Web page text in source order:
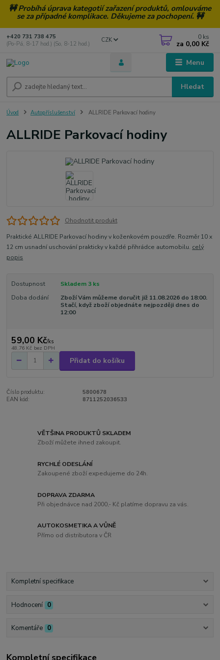
🚧 Probíhá úprava kategotií zařazení produktů, omlouváme
se za případné komplikace. Děkujeme za pochopení. 🚧
Menu
CZK
Hledat
+420 731 738 475
(Po-Pá, 8-17 hod.) (So, 8-12 hod.)
0 ks
za 0,00 Kč
Úvod Autopříslušenství ALLRIDE Parkovací hodiny
ALLRIDE Parkovací hodiny
Ohodnotit produkt
Praktické ALLRIDE Parkovací hodiny v koženkovém pouzdře. Rozměr 10 x
12 cm usnadní uschování prakticky v každé přihrádce automobilu. celý
popis
Dostupnost
Skladem 3 ks
Doba dodání
Zboží Vám můžeme doručit již 11.08.2026 do 18:00.
Stačí, když zboží objednáte nejpozději dnes do
12:00
59,00 Kč/ks
48,76 Kč bez DPH
Přidat do košíku
Číslo produktu:
5800678
EAN kód:
8711252036533
VĚTŠINA PRODUKTŮ SKLADEM
Zboží můžete ihned zakoupit.
RYCHLÉ ODESLÁNÍ
Zakoupené zboží expedujeme do 24h.
DOPRAVA ZDARMA
Při objednávce nad 2000,- Kč platíme dopravu za vás.
AUTOKOSMETIKA A VŮNĚ
Přímo od distributora v ČR
Kompletní specifikace
Hodnocení 0
Komentáře 0